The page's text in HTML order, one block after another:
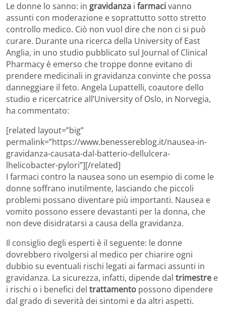
Le donne lo sanno: in gravidanza i farmacivanno
assunti con moderazione e soprattutto sotto stretto
controllo medico. Ciò non vuol dire che non ci si può
curare. Durante una ricerca della University of East
Anglia, in uno studio pubblicato sul Journal of Clinical
Pharmacy è emerso che troppe donne evitano di
prendere medicinali in gravidanza convinte che possa
danneggiare il feto. Angela Lupattelli, coautore dello
studio e ricercatrice all’University of Oslo, in Norvegia,
ha commentato:
[related layout=”big”
permalink=”https://www.benessereblog.it/nausea-in-
gravidanza-causata-dal-batterio-dellulcera-
lhelicobacter-pylori”][/related]
I farmaci contro la nausea sono un esempio di come le
donne soffrano inutilmente, lasciando che piccoli
problemi possano diventare più importanti. Nausea e
vomito possono essere devastanti per la donna, che
non deve disidratarsi a causa della gravidanza.
Il consiglio degli esperti è il seguente: le donne
dovrebbero rivolgersi al medico per chiarire ogni
dubbio su eventuali rischi legati ai farmaci assunti in
gravidanza. La sicurezza, infatti, dipende dal trimestre e
i rischi o i benefici del trattamento possono dipendere
dal grado di severità dei sintomi e da altri aspetti.